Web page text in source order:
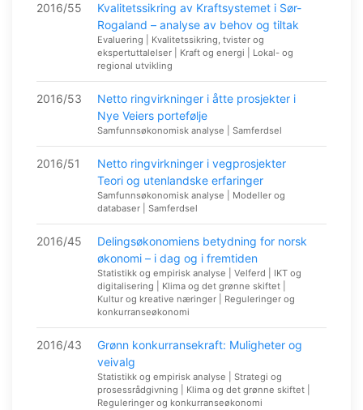
2016/55
Kvalitetssikring av Kraftsystemet i Sør-
Rogaland – analyse av behov og tiltak
Evaluering | Kvalitetssikring, tvister og
ekspertuttalelser | Kraft og energi | Lokal- og
regional utvikling
2016/53
Netto ringvirkninger i åtte prosjekter i
Nye Veiers portefølje
Samfunnsøkonomisk analyse | Samferdsel
2016/51
Netto ringvirkninger i vegprosjekter
Teori og utenlandske erfaringer
Samfunnsøkonomisk analyse | Modeller og
databaser | Samferdsel
2016/45
Delingsøkonomiens betydning for norsk
økonomi – i dag og i fremtiden
Statistikk og empirisk analyse | Velferd | IKT og
digitalisering | Klima og det grønne skiftet |
Kultur og kreative næringer | Reguleringer og
konkurranseøkonomi
2016/43
Grønn konkurransekraft: Muligheter og
veivalg
Statistikk og empirisk analyse | Strategi og
prosessrådgivning | Klima og det grønne skiftet |
Reguleringer og konkurranseøkonomi